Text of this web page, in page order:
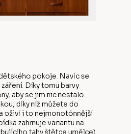
pokoje. Navíc se
Díky tomu barvy
aby se jim nic nestalo.
díky níž můžete do
oživí i to nejmonotónnější
zahrnuje variantu na
tahy štětce umělce)